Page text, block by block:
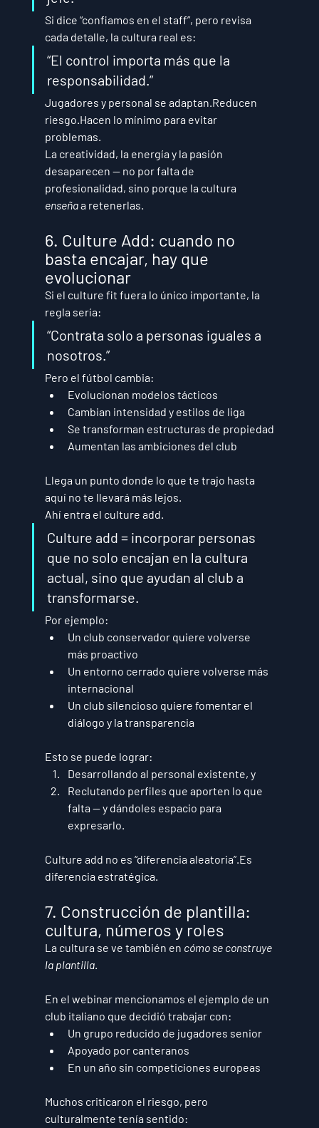
Si dice “confiamos en el staff”, pero revisa
cada detalle, la cultura real es:
“El control importa más que la
responsabilidad.”
Jugadores y personal se adaptan.Reducen
riesgo.Hacen lo mínimo para evitar
problemas.
La creatividad, la energía y la pasión
desaparecen — no por falta de
profesionalidad, sino porque la cultura
enseña a retenerlas.
6. Culture Add: cuando no
basta encajar, hay que
evolucionar
Si el culture fit fuera lo único importante, la
regla sería:
“Contrata solo a personas iguales a
nosotros.”
Pero el fútbol cambia:
Evolucionan modelos tácticos
Cambian intensidad y estilos de liga
Se transforman estructuras de propiedad
Aumentan las ambiciones del club
Llega un punto donde lo que te trajo hasta
aquí no te llevará más lejos.
Ahí entra el culture add.
Culture add = incorporar personas
que no solo encajan en la cultura
actual, sino que ayudan al club a
transformarse.
Por ejemplo:
Un club conservador quiere volverse
más proactivo
Un entorno cerrado quiere volverse más
internacional
Un club silencioso quiere fomentar el
diálogo y la transparencia
Esto se puede lograr:
Desarrollando al personal existente, y
Reclutando perfiles que aporten lo que
falta — y dándoles espacio para
expresarlo.
Culture add no es “diferencia aleatoria”.Es
diferencia estratégica.
7. Construcción de plantilla:
cultura, números y roles
La cultura se ve también en cómo se construye
la plantilla.
En el webinar mencionamos el ejemplo de un
club italiano que decidió trabajar con:
Un grupo reducido de jugadores senior
Apoyado por canteranos
En un año sin competiciones europeas
Muchos criticaron el riesgo, pero
culturalmente tenía sentido: